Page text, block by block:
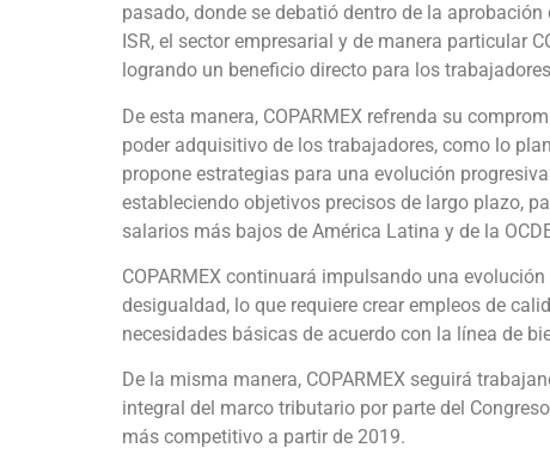
pasado, donde se debatió dentro de la
ISR, el sector empresarial y de manera particular
logrando un beneficio directo para los
De esta manera, COPARMEX refrenda su
poder adquisitivo de los trabajadores, como lo
propone estrategias para una evolución
estableciendo objetivos precisos de largo plazo,
salarios más bajos de América Latina y de la
COPARMEX continuará impulsando una
desigualdad, lo que requiere crear empleos de
necesidades básicas de acuerdo con la línea de
De la misma manera, COPARMEX seguirá
integral del marco tributario por parte del
más competitivo a partir de 2019.